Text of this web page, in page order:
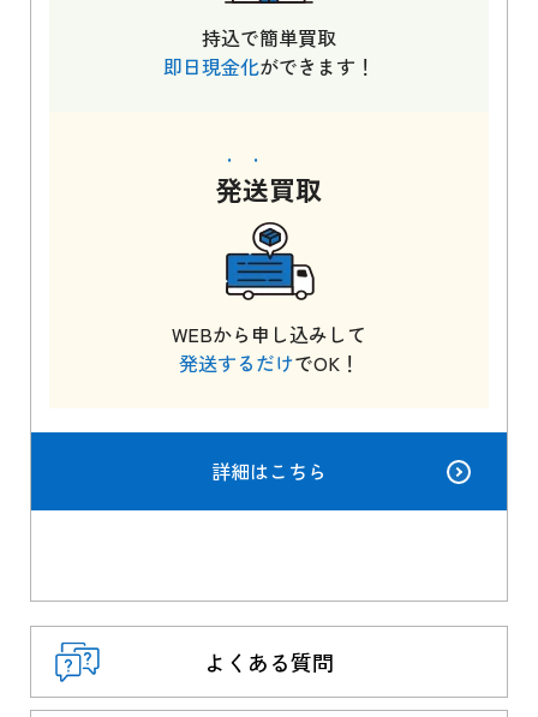
持込で簡単買取
即日現金化ができます！
発送買取
WEBから申し込みして
発送するだけでOK！
詳細はこちら
よくある質問